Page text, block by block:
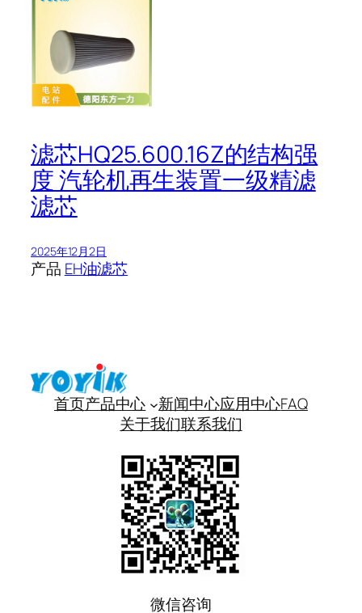
滤芯HQ25.600.16Z的结构强
度 汽轮机再生装置一级精滤
滤芯
2025年12月2日
产品 EH油滤芯
首页产品中心 新闻中心应用中心FAQ
关于我们联系我们
微信咨询